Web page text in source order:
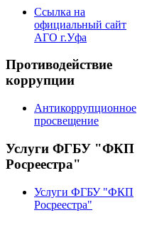
Ссылка на
официальный сайт
АГО г.Уфа
Противодействие
коррупции
Антикоррупционное
просвещение
Услуги ФГБУ "ФКП
Росреестра"
Услуги ФГБУ "ФКП
Росреестра"